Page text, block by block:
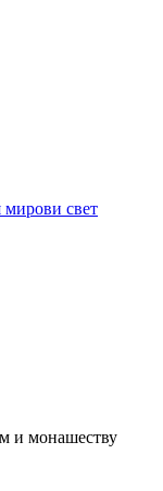
свет
и монашеству